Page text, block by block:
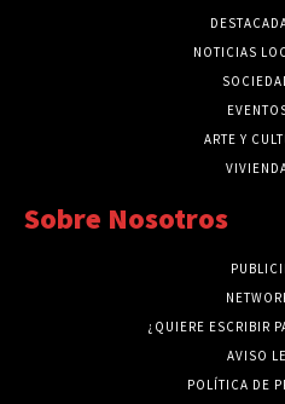
NOTICIAS
ARTE Y
Sobre Nosotros
¿QUIERE ESCRIBIR
AVISO
POLÍTICA DE